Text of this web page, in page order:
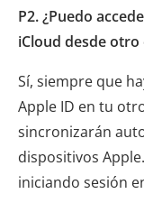
P2. ¿Puedo
iCloud desde
Sí, siempre que
Apple ID en tu
sincronizarán
dispositivos
iniciando sesión